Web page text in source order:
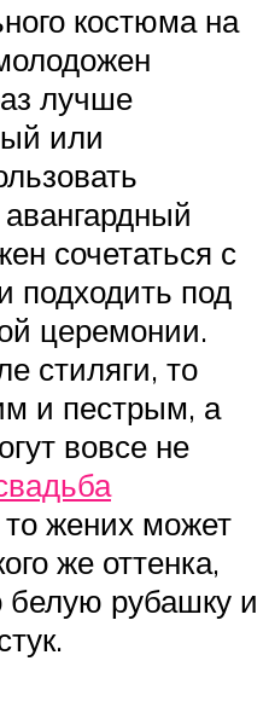
костюма на
лучше
или
сочетаться с
подходить под
церемонии.
стиляги, то
и пестрым, а
вовсе не
то жених может
же оттенка,
белую рубашку и